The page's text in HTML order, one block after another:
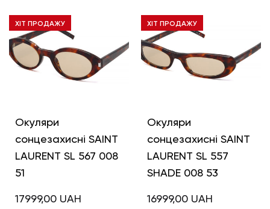
ХІТ ПРОДАЖУ
Окуляри
сонцезахисні SAINT
LAURENT SL 567 008
51
17999,00 UAH
ХІТ ПРОДАЖУ
Окуляри
сонцезахисні SAINT
LAURENT SL 557
SHADE 008 53
16999,00 UAH